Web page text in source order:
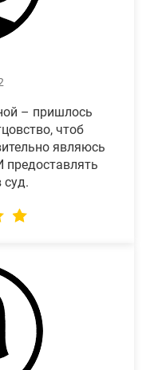
– пришлось
чтоб
являюсь
предоставлять
суд.